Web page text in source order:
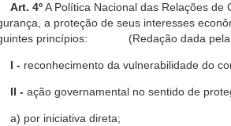
Art. 4ºA Política Nacional das Relações
a proteção de seus interesses
princípios: (Redação dada pela
I - reconhecimento da vulnerabilidade do
II - ação governamental no sentido de
por iniciativa direta;